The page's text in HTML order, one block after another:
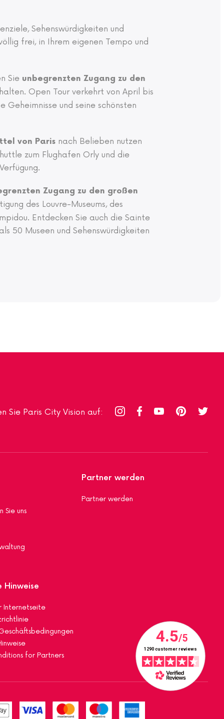
Sehenswürdigkeiten und
frei, in Ihrem eigenen Tempo und
Sie unbegrenzten Zugang zu den
Open Tour verkehrt von April bis
und seine schönsten
von Parisnach Belieben nutzen
zum Flughafen Orly und die
Zugang zu den großen
des Louvre-Museums, des
Entdecken Sie auch die Sainte
50 Museen und Sehenswürdigkeiten
Sie Paris City Vision auf:
Sie uns
Partner werden
Partner werden
Hinweise
Internetseite
for Partners